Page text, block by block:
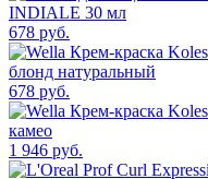
678 руб.
678 руб.
1 946 руб.